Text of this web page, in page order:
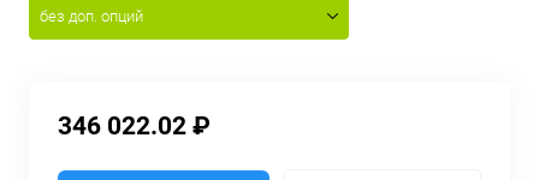
без доп. опций
346 022.02 ₽